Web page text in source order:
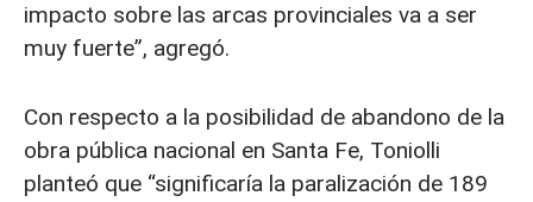
impacto sobre las arcas provinciales va a ser
muy fuerte”, agregó.
Con respecto a la posibilidad de abandono de la
obra pública nacional en Santa Fe, Toniolli
planteó que “significaría la paralización de 189